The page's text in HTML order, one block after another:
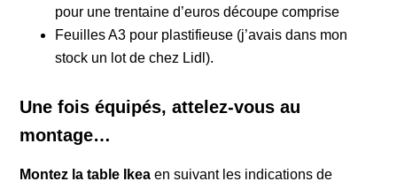
pour une trentaine d’euros découpe comprise
Feuilles A3 pour plastifieuse (j’avais dans mon
stock un lot de chez Lidl).
Une fois équipés, attelez-vous au
montage…
Montez la table Ikea en suivant les indications de